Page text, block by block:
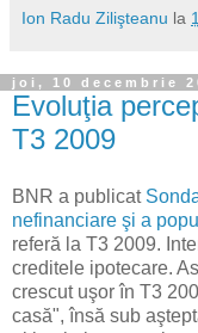
Ion Radu Zilişteanu la
joi, 10 decembrie
Evoluţia
T3 2009
BNR a publicat
nefinanciare şi a
referă la T3 2009.
creditele ipotecare.
crescut uşor în T3
casă", însă sub